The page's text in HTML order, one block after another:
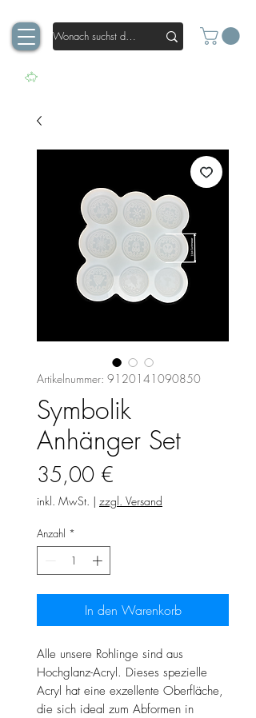
Artikelnummer: 9120141090850
Symbolik
Anhänger Set
35,00 €
inkl. MwSt. | zzgl. Versand
Anzahl *
In den Warenkorb
Alle unsere Rohlinge sind aus
Hochglanz-Acryl. Dieses spezielle
Acryl hat eine exzellente Oberfläche,
die sich ideal zum Abformen in